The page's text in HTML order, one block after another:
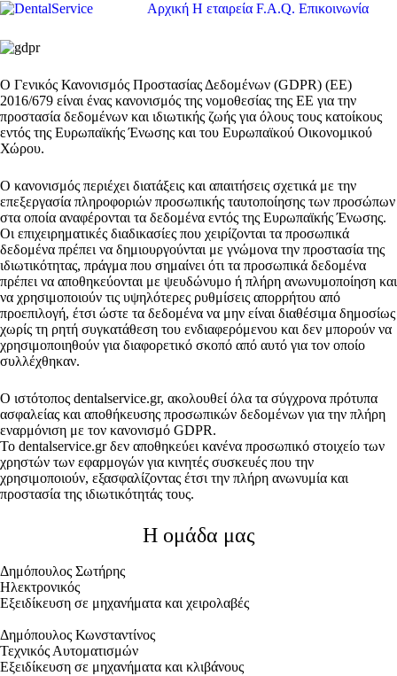
Αρχική Η εταιρεία F.A.Q. Επικοινωνία
Ο Γενικός Κανονισμός Προστασίας Δεδομένων (GDPR) (ΕΕ)
2016/679 είναι ένας κανονισμός της νομοθεσίας της ΕΕ για την
προστασία δεδομένων και ιδιωτικής ζωής για όλους τους κατοίκους
εντός της Ευρωπαϊκής Ένωσης και του Ευρωπαϊκού Οικονομικού
Χώρου.
Ο κανονισμός περιέχει διατάξεις και απαιτήσεις σχετικά με την
επεξεργασία πληροφοριών προσωπικής ταυτοποίησης των προσώπων
στα οποία αναφέρονται τα δεδομένα εντός της Ευρωπαϊκής Ένωσης.
Οι επιχειρηματικές διαδικασίες που χειρίζονται τα προσωπικά
δεδομένα πρέπει να δημιουργούνται με γνώμονα την προστασία της
ιδιωτικότητας, πράγμα που σημαίνει ότι τα προσωπικά δεδομένα
πρέπει να αποθηκεύονται με ψευδώνυμο ή πλήρη ανωνυμοποίηση και
να χρησιμοποιούν τις υψηλότερες ρυθμίσεις απορρήτου από
προεπιλογή, έτσι ώστε τα δεδομένα να μην είναι διαθέσιμα δημοσίως
χωρίς τη ρητή συγκατάθεση του ενδιαφερόμενου και δεν μπορούν να
χρησιμοποιηθούν για διαφορετικό σκοπό από αυτό για τον οποίο
συλλέχθηκαν.
O ιστότοπος dentalservice.gr, ακολουθεί όλα τα σύγχρονα πρότυπα
ασφαλείας και αποθήκευσης προσωπικών δεδομένων για την πλήρη
εναρμόνιση με τον κανονισμό GDPR.
Το dentalservice.gr δεν αποθηκεύει κανένα προσωπικό στοιχείο των
χρηστών των εφαρμογών για κινητές συσκευές που την
χρησιμοποιούν, εξασφαλίζοντας έτσι την πλήρη ανωνυμία και
προστασία της ιδιωτικότητάς τους.
Η ομάδα μας
Δημόπουλος Σωτήρης
Ηλεκτρονικός
Εξειδίκευση σε μηχανήματα και χειρολαβές
Δημόπουλος Κωνσταντίνος
Τεχνικός Αυτοματισμών
Εξειδίκευση σε μηχανήματα και κλιβάνους